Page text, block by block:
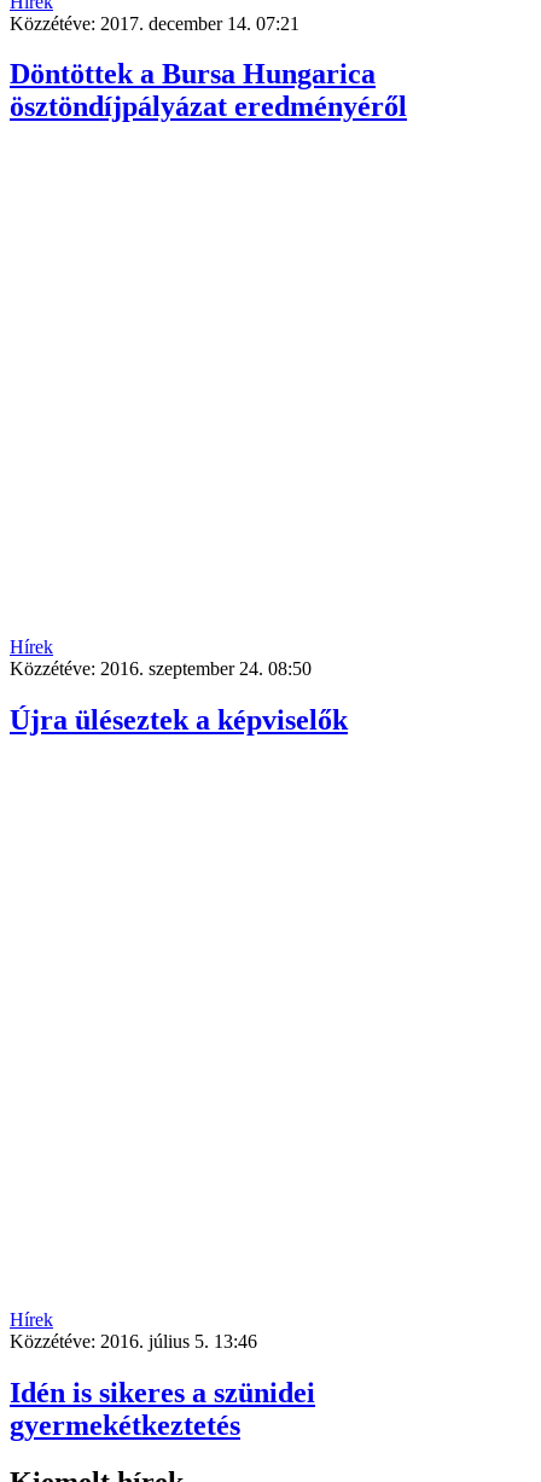
Közzétéve: 2017. december 14. 07:21
Döntöttek a Bursa Hungarica
ösztöndíjpályázat eredményéről
Hírek
Közzétéve: 2016. szeptember 24. 08:50
Újra üléseztek a képviselők
Hírek
Közzétéve: 2016. július 5. 13:46
Idén is sikeres a szünidei
gyermekétkeztetés